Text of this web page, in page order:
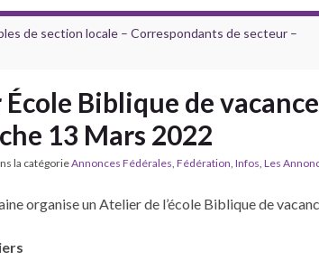
de section locale – Correspondants de secteur –
Biblique de
13 Mars 2022
la catégorieAnnonces Fédérales Fédération Infos Les
organise un Atelier de l’école Biblique de